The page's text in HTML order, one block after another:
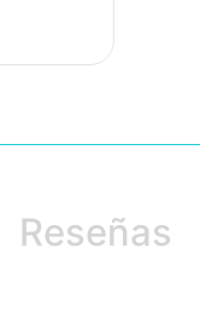
Reseñas